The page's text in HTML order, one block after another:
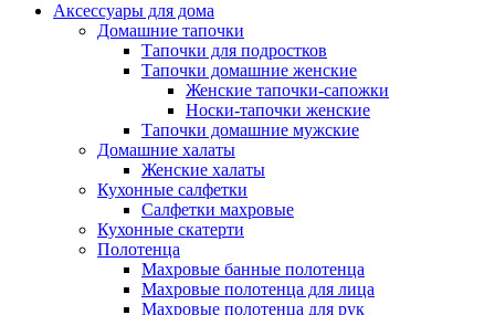
Аксессуары для дома
Домашние тапочки
Тапочки для подростков
Тапочки домашние женские
Женские тапочки-сапожки
Носки-тапочки женские
Тапочки домашние мужские
Домашние халаты
Женские халаты
Кухонные салфетки
Салфетки махровые
Кухонные скатерти
Полотенца
Махровые банные полотенца
Махровые полотенца для лица
Махровые полотенца для рук